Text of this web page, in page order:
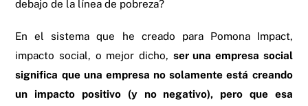
debajo de la línea de pobreza?
En el sistema que he creado para Pomona Impact,
impacto social, o mejor dicho, ser una empresa social
significa que una empresa no solamente está creando
un impacto positivo (y no negativo), pero que esa